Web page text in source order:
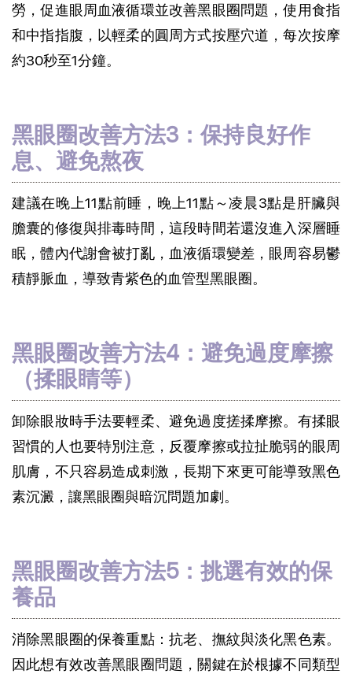
勞，促進眼周血液循環並改善黑眼圈問題，使用食指
和中指指腹，以輕柔的圓周方式按壓穴道，每次按摩
約30秒至1分鐘。
黑眼圈改善方法3：保持良好作
息、避免熬夜
建議在晚上11點前睡，晚上11點～凌晨3點是肝臟與
膽囊的修復與排毒時間，這段時間若還沒進入深層睡
眠，體內代謝會被打亂，血液循環變差，眼周容易鬱
積靜脈血，導致青紫色的血管型黑眼圈。
黑眼圈改善方法4：避免過度摩擦
（揉眼睛等）
卸除眼妝時手法要輕柔、避免過度搓揉摩擦。有揉眼
習慣的人也要特別注意，反覆摩擦或拉扯脆弱的眼周
肌膚，不只容易造成刺激，長期下來更可能導致黑色
素沉澱，讓黑眼圈與暗沉問題加劇。
黑眼圈改善方法5：挑選有效的保
養品
消除黑眼圈的保養重點：抗老、撫紋與淡化黑色素。
因此想有效改善黑眼圈問題，關鍵在於根據不同類型